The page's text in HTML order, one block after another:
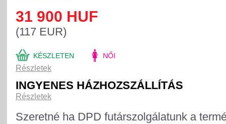
31 900 HUF
(117 EUR)
KÉSZLETEN
Részletek
NŐI
INGYENES HÁZHOZSZÁLLÍTÁS
Részletek
Szeretné ha DPD futárszolgálatunk a